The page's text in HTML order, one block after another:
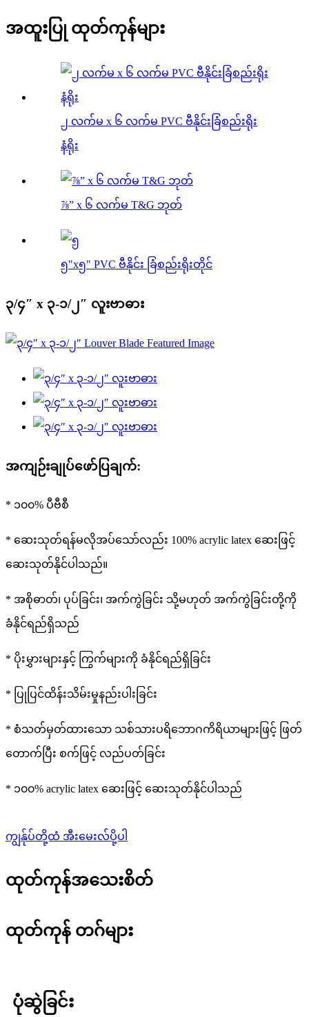
အထူးပြု ထုတ်ကုန်များ
၂ လက်မ x ၆ လက်မ PVC ဗီနိုင်းခြံစည်းရိုး
နံရိုး
⅞” x ၆ လက်မ T&G ဘုတ်
၅"x၅" PVC ဗီနိုင်း ခြံစည်းရိုးတိုင်
၃/၄″ x ၃-၁/၂″ လူးဗာဓား
အကျဉ်းချုပ်ဖော်ပြချက်:
* ၁၀၀% ပီဗီစီ
* ဆေးသုတ်ရန်မလိုအပ်သော်လည်း 100% acrylic latex ဆေးဖြင့်
ဆေးသုတ်နိုင်ပါသည်။
* အစိုဓာတ်၊ ပုပ်ခြင်း၊ အက်ကွဲခြင်း သို့မဟုတ် အက်ကွဲခြင်းတို့ကို
ခံနိုင်ရည်ရှိသည်
* ပိုးမွှားများနှင့် ကြွက်များကို ခံနိုင်ရည်ရှိခြင်း
* ပြုပြင်ထိန်းသိမ်းမှုနည်းပါးခြင်း
* စံသတ်မှတ်ထားသော သစ်သားပရိဘောဂကိရိယာများဖြင့် ဖြတ်
တောက်ပြီး စက်ဖြင့် လည်ပတ်ခြင်း
* ၁၀၀% acrylic latex ဆေးဖြင့် ဆေးသုတ်နိုင်ပါသည်
ကျွန်ုပ်တို့ထံ အီးမေးလ်ပို့ပါ
ထုတ်ကုန်အသေးစိတ်
ထုတ်ကုန် တဂ်များ
ပုံဆွဲခြင်း